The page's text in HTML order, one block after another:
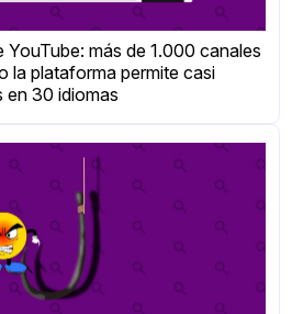
más de 1.000 canales
la plataforma permite casi
30 idiomas